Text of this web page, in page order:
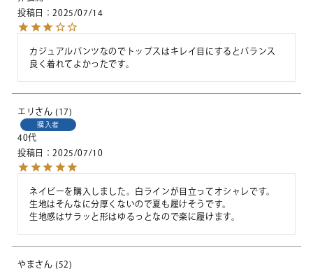
投稿日
2025/07/14
カジュアルパンツなのでトップスはキレイ目にするとバランス
良く着れてよかったです。
エリ 17
購入者
40代
投稿日
2025/07/10
ネイビーを購入しました。白ラインが目立ってオシャレです。
生地はそんなに分厚くないので夏も履けそうです。
生地感はサラッと形はゆるっとなので楽に履けます。
やま 52